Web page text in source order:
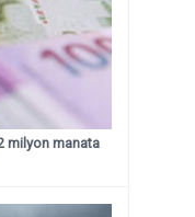
milyon manata